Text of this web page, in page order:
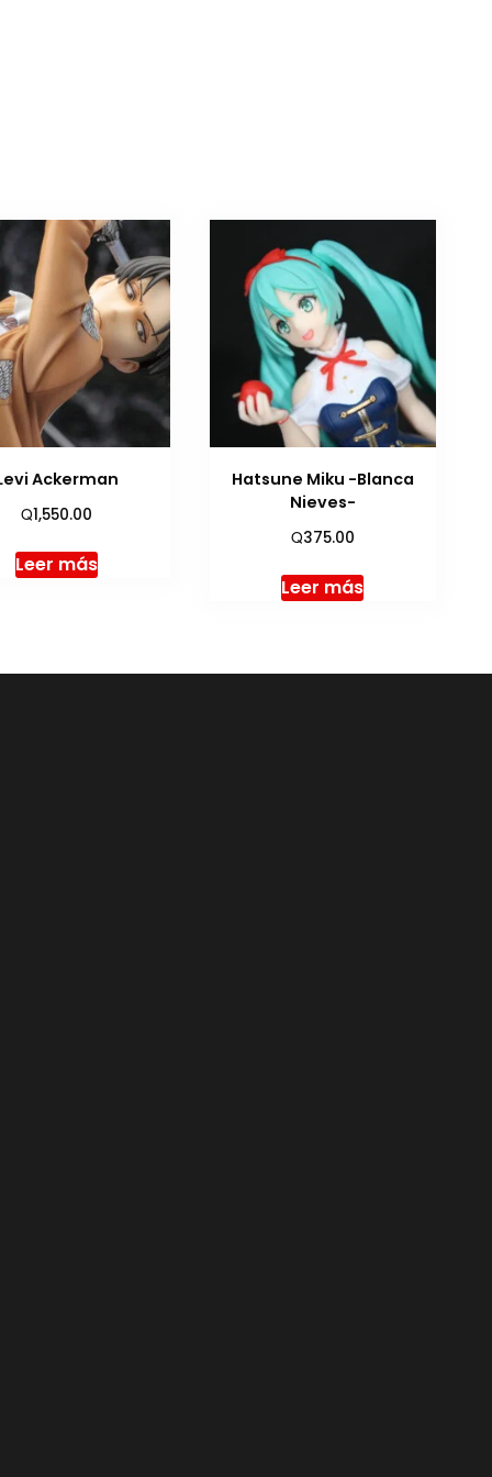
Ackerman
Q1,550.00
Leer más
Hatsune Miku -Blanca
Nieves-
Q375.00
Leer más